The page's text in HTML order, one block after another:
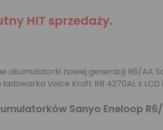
HIT sprzedaży.
akumulatorki nowej generacji R6/AA
Voice Kraft RB 4270AL z LCD
Sanyo Eneloop